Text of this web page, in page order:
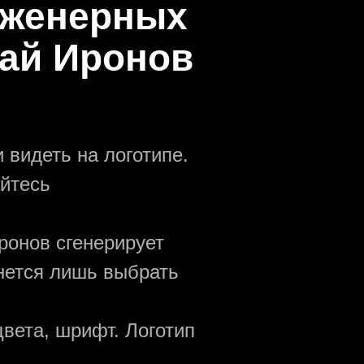
Иронов
на логотипе.
сгенерирует
лишь выбрать
шрифт. Логотип